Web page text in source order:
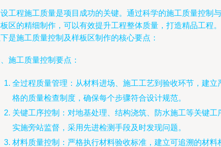
工程施工质量是项目成功的关键。通过科学的施工质量控制与
区的精细制作，可以有效提升工程整体质量，打造精品工程。
是施工质量控制及样板区制作的核心要点：
施工质量控制要点：
全过程质量管理：从材料进场、施工工艺到验收环节，建立
格的质量检查制度，确保每个步骤符合设计规范。
关键工序控制：对地基处理、结构浇筑、防水施工等关键工
实施旁站监督，采用先进检测手段及时发现问题。
材料质量控制：严格执行材料验收标准，建立可追溯的材料